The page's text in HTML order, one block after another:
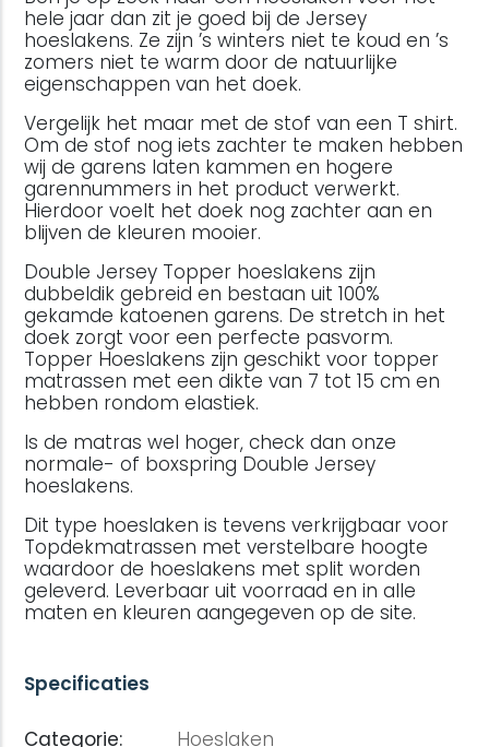
hele jaar dan zit je goed bij de Jersey
hoeslakens. Ze zijn ’s winters niet te koud en ’s
zomers niet te warm door de natuurlijke
eigenschappen van het doek.
Vergelijk het maar met de stof van een T shirt.
Om de stof nog iets zachter te maken hebben
wij de garens laten kammen en hogere
garennummers in het product verwerkt.
Hierdoor voelt het doek nog zachter aan en
blijven de kleuren mooier.
Double Jersey Topper hoeslakens zijn
dubbeldik gebreid en bestaan uit 100%
gekamde katoenen garens. De stretch in het
doek zorgt voor een perfecte pasvorm.
Topper Hoeslakens zijn geschikt voor topper
matrassen met een dikte van 7 tot 15 cm en
hebben rondom elastiek.
Is de matras wel hoger, check dan onze
normale- of boxspring Double Jersey
hoeslakens.
Dit type hoeslaken is tevens verkrijgbaar voor
Topdekmatrassen met verstelbare hoogte
waardoor de hoeslakens met split worden
geleverd. Leverbaar uit voorraad en in alle
maten en kleuren aangegeven op de site.
Specificaties
Categorie:
Hoeslaken